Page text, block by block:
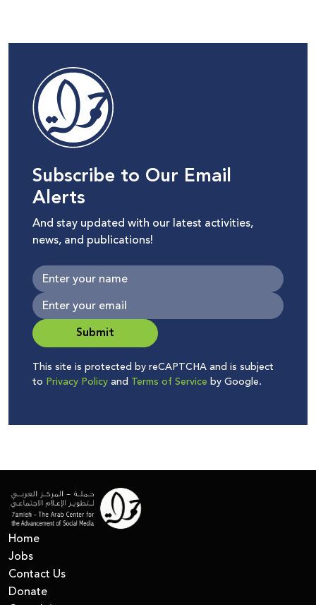
Subscribe to Our Email
Alerts
And stay updated with our latest activities,
news, and publications!
Submit
This site is protected by reCAPTCHA and is subject
to Privacy Policyand Terms of Service by Google.
Home
Jobs
Contact Us
Donate